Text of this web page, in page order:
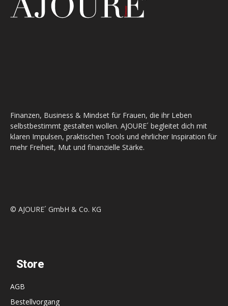
Finanzen, Business & Mindset für Frauen, die ihr Leben
selbstbestimmt gestalten wollen. AJOURE´ begleitet dich mit
klaren Impulsen, praktischen Tools und ehrlicher Inspiration für
mehr Freiheit, Mut und finanzielle Stärke.
© AJOURE´ GmbH & Co. KG
Store
AGB
Bestellvorgang